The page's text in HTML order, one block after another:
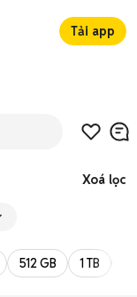
Tải app
Xoá lọc
512 GB 1 TB